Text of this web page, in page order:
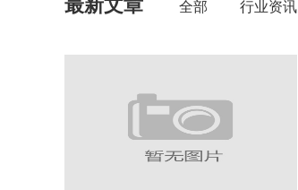
最新文章 全部 行业资讯